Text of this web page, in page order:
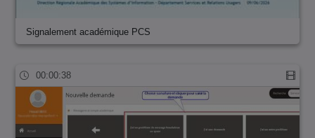
Signalement académique PCS
00:00:38